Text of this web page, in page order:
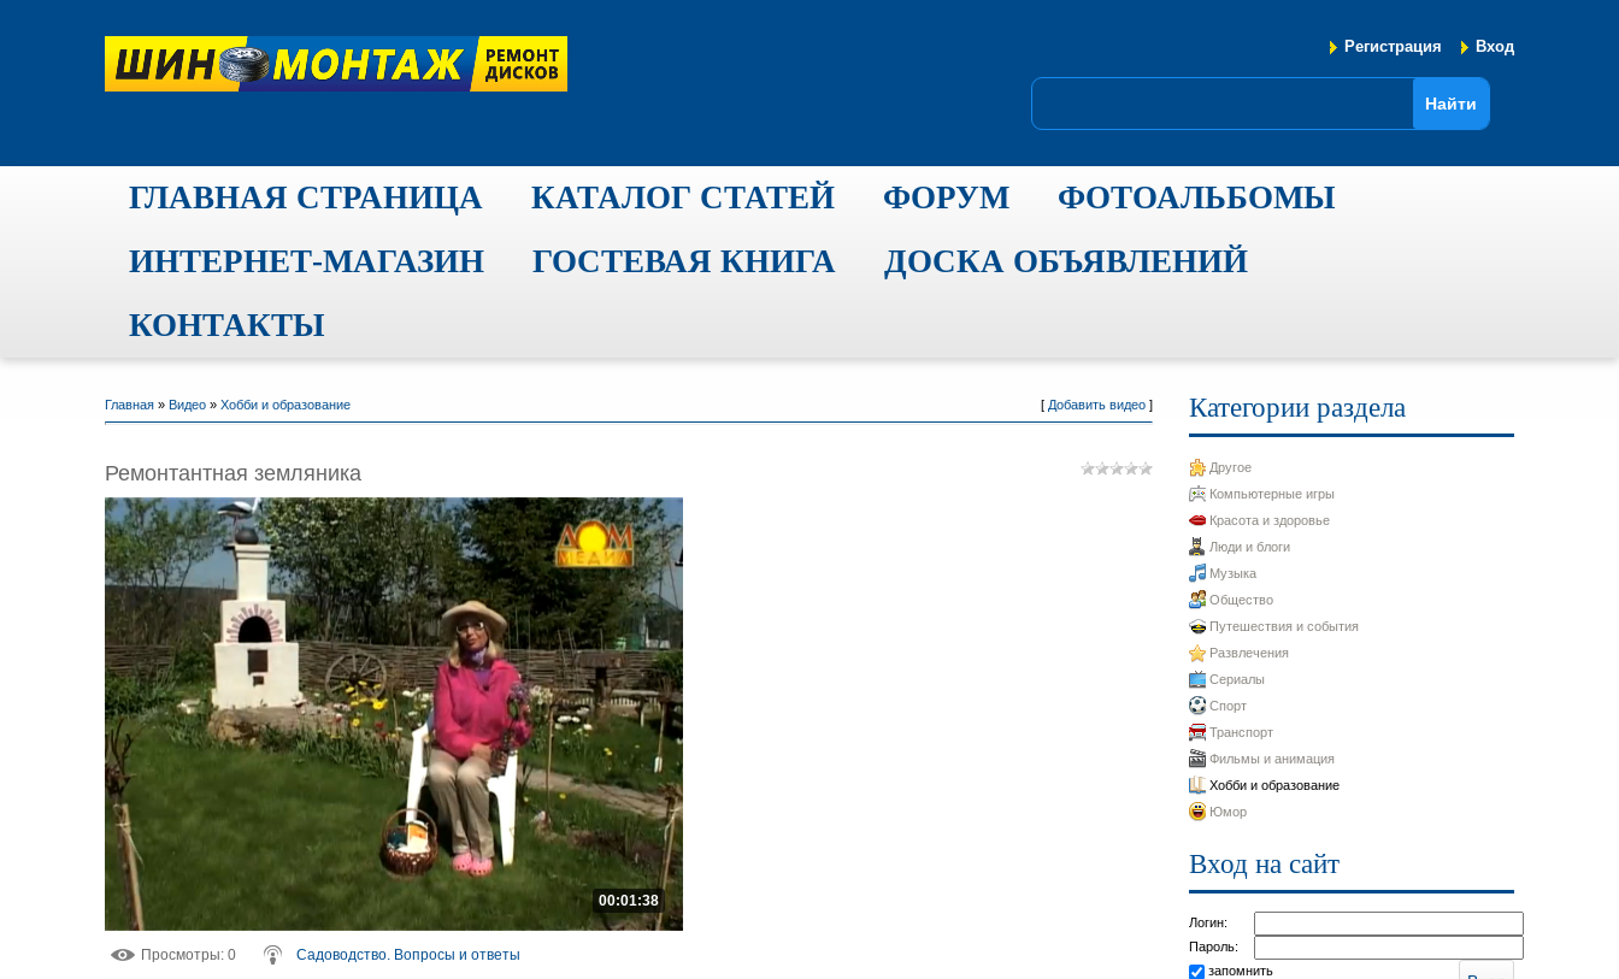
Регистрация Вход
ГЛАВНАЯ СТРАНИЦА КАТАЛОГ СТАТЕЙ ФОРУМ
ФОТОАЛЬБОМЫ
ИНТЕРНЕТ-МАГАЗИН
ГОСТЕВАЯ КНИГА
ДОСКА ОБЪЯВЛЕНИЙ
КОНТАКТЫ
Главная » Видео » Хобби и образование [ Добавить видео ]
Ремонтантная земляника
00:01:38
Просмотры: 0 Садоводство. Вопросы и ответы
Категории раздела
Другое
Компьютерные игры
Красота и здоровье
Люди и блоги
Музыка
Общество
Путешествия и события
Развлечения
Сериалы
Спорт
Транспорт
Фильмы и анимация
Хобби и образование
Юмор
Вход на сайт
Логин:
Пароль:
запомнить